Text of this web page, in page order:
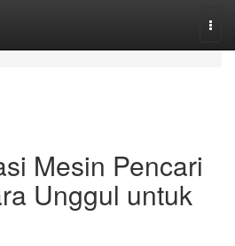
Mesin Pencari
Unggul untuk